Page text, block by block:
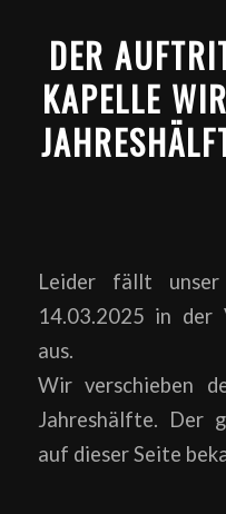
DER
KAPELLE
Leider fällt
14.03.2025 in der
aus.
Wir verschieben
Jahreshälfte. Der
auf dieser Seite